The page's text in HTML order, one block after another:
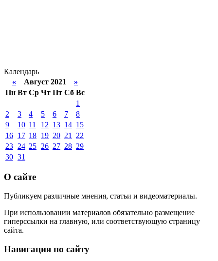
Календарь
« Август 2021 »
Пн Вт Ср Чт Пт Сб Вс
1
2
3 4 5 6 7
8
9
10 11 12 13 14 15
16 17 18 19 20 21
22
23 24 25 26 27 28 29
30 31
О сайте
Публикуем различные мнения, статьи и видеоматериалы.
При использовании материалов обязательно размещение
гиперссылки на главную, или соответствующую страницу
сайта.
Навигация по сайту